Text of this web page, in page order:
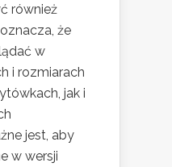
również
oznacza, że
w
i rozmiarach
jak i
jest, aby
w wersji